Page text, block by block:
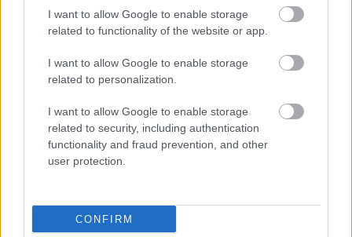
I want to allow Google to enable storage
related to functionality of the website or app.
I want to allow Google to enable storage
related to personalization.
I want to allow Google to enable storage
related to security, including authentication
functionality and fraud prevention, and other
user protection.
CONFIRM
egészségügyi intézményekben?